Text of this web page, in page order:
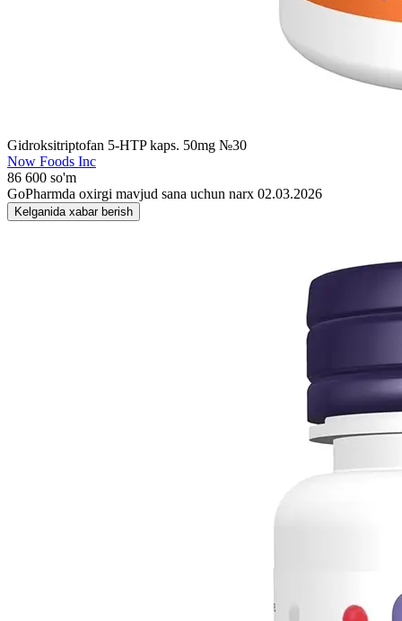
Gidroksitriptofan 5-HTP kaps. 50mg №30
Now Foods Inc
86 600 so'm
GoPharmda oxirgi mavjud sana uchun narx 02.03.2026
Kelganida xabar berish